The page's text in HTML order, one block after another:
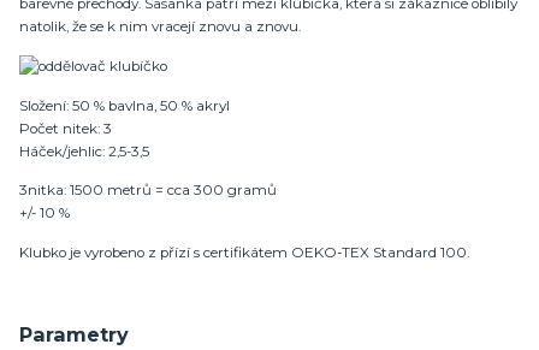
barevné přechody. Sasanka patří mezi klubíčka, která si zákaznice oblíbily
natolik, že se k nim vracejí znovu a znovu.
Složení: 50 % bavlna, 50 % akryl
Počet nitek: 3
Háček/jehlic: 2,5-3,5
3nitka: 1500 metrů = cca 300 gramů
+/- 10 %
Klubko je vyrobeno z přízí s certifikátem OEKO-TEX Standard 100.
Parametry